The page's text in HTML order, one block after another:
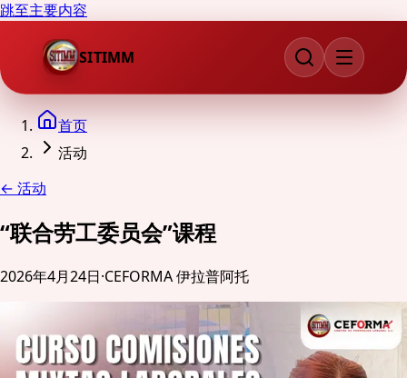
跳至主要内容
SITIMM
首页
活动
← 活动
“联合劳工委员会”课程
2026年4月24日·CEFORMA 伊拉普阿托